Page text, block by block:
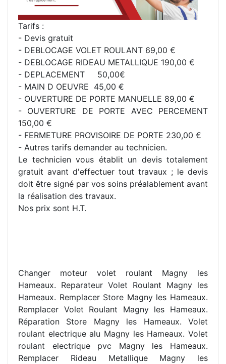
Tarifs :
- Devis gratuit
- DEBLOCAGE VOLET ROULANT 69,00 €
- DEBLOCAGE RIDEAU METALLIQUE 190,00 €
- DEPLACEMENT 50,00€
- MAIN D OEUVRE 45,00 €
- OUVERTURE DE PORTE MANUELLE 89,00 €
- OUVERTURE DE PORTE AVEC PERCEMENT
150,00 €
- FERMETURE PROVISOIRE DE PORTE 230,00 €
- Autres tarifs demander au technicien.
Le technicien vous établit un devis totalement
gratuit avant d'effectuer tout travaux ; le devis
doit être signé par vos soins préalablement avant
la réalisation des travaux.
Nos prix sont H.T.
Changer moteur volet roulant Magny les
Hameaux. Reparateur Volet Roulant Magny les
Hameaux. Remplacer Store Magny les Hameaux.
Remplacer Volet Roulant Magny les Hameaux.
Réparation Store Magny les Hameaux. Volet
roulant electrique alu Magny les Hameaux. Volet
roulant electrique pvc Magny les Hameaux.
Remplacer Rideau Metallique Magny les